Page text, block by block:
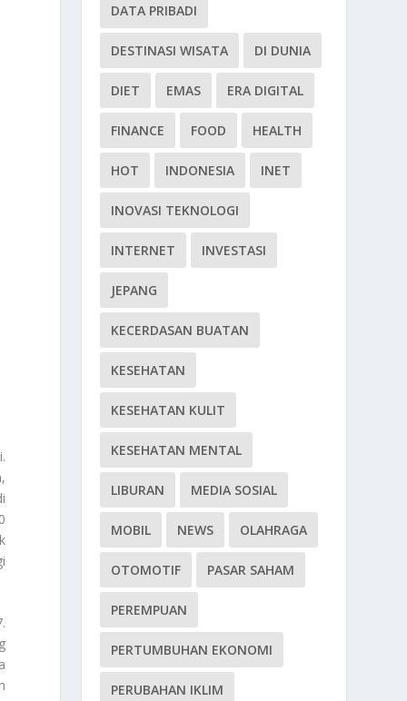
DATA PRIBADI
DESTINASI WISATA DI DUNIA
DIET EMAS ERA DIGITAL
FINANCE FOOD HEALTH
HOT INDONESIA INET
INOVASI TEKNOLOGI
INTERNET INVESTASI
JEPANG
KECERDASAN BUATAN
KESEHATAN
KESEHATAN KULIT
KESEHATAN MENTAL
LIBURAN MEDIA SOSIAL
MOBIL NEWS OLAHRAGA
OTOMOTIF PASAR SAHAM
PEREMPUAN
PERTUMBUHAN EKONOMI
PERUBAHAN IKLIM